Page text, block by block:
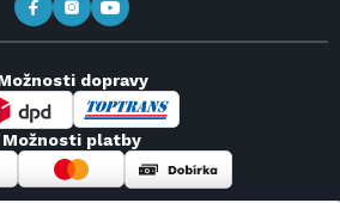
dopravy
Možnosti platby